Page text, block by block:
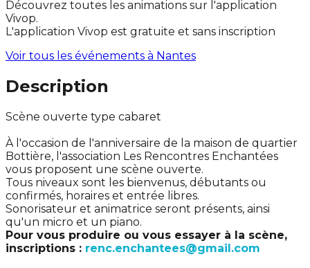
Découvrez toutes les animations sur l'application
Vivop.
L'application Vivop est gratuite et sans inscription
Voir tous les événements à Nantes
Description
Scène ouverte type cabaret
À l'occasion de l'anniversaire de la maison de quartier
Bottière, l'association Les Rencontres Enchantées
vous proposent une scène ouverte.
Tous niveaux sont les bienvenus, débutants ou
confirmés, horaires et entrée libres.
Sonorisateur et animatrice seront présents, ainsi
qu'un micro et un piano.
Pour vous produire ou vous essayer à la scène,
inscriptions : renc.enchantees@gmail.com